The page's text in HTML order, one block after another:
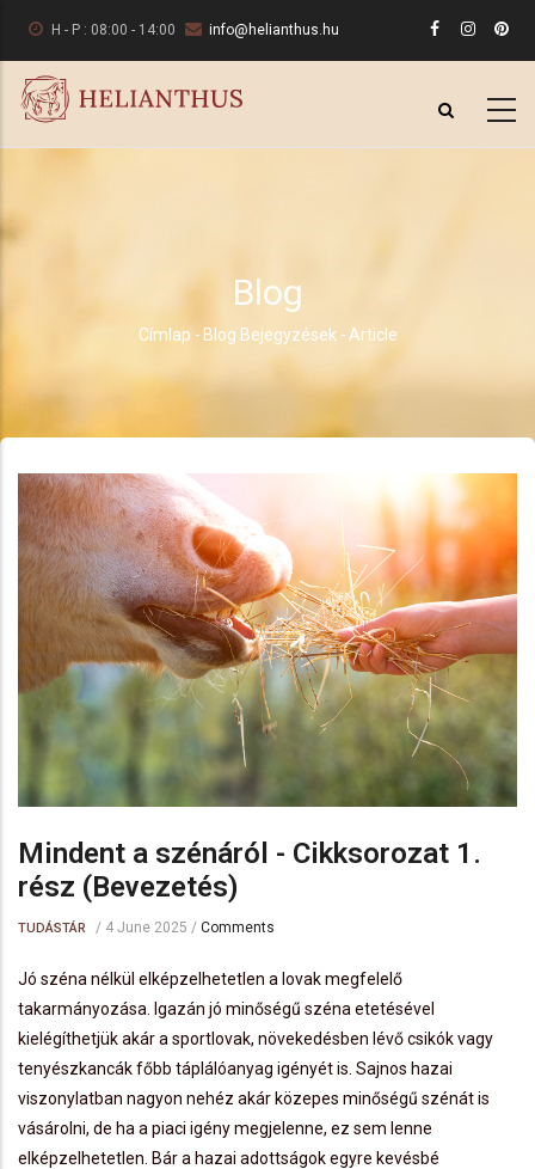
tartalomra
H - P : 08:00 - 14:00 info@helianthus.hu
Blog
Morzsa
Címlap - Blog Bejegyzések - Article
Mindent a szénáról - Cikksorozat 1.
rész (Bevezetés)
TUDÁSTÁR / 4 June 2025 / Comments
Jó széna nélkül elképzelhetetlen a lovak megfelelő
takarmányozása. Igazán jó minőségű széna etetésével
kielégíthetjük akár a sportlovak, növekedésben lévő csikók vagy
tenyészkancák főbb táplálóanyag igényét is. Sajnos hazai
viszonylatban nagyon nehéz akár közepes minőségű szénát is
vásárolni, de ha a piaci igény megjelenne, ez sem lenne
elképzelhetetlen. Bár a hazai adottságok egyre kevésbé